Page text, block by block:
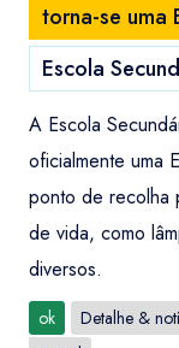
torna-se uma
Escola
A Escola
oficialmente uma
ponto de recolha
de vida, como
diversos.
ok
Detalhe &